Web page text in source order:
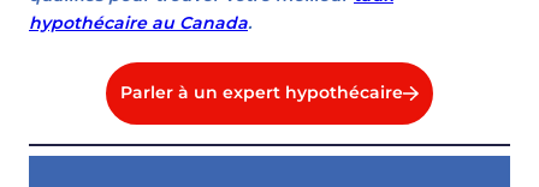
hypothécaire au Canada.
Parler à un expert hypothécaire